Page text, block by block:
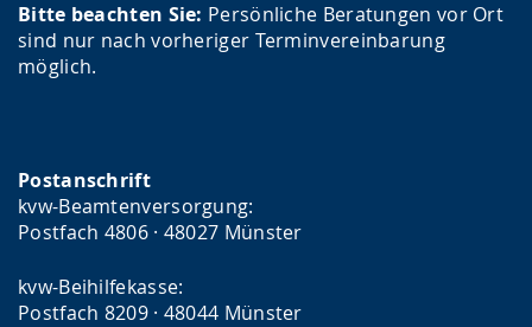
Bitte beachten Sie: Persönliche Beratungen vor Ort
sind nur nach vorheriger Terminvereinbarung
möglich.
Postanschrift
kvw-Beamtenversorgung:
Postfach 4806 · 48027 Münster
kvw-Beihilfekasse:
Postfach 8209 · 48044 Münster